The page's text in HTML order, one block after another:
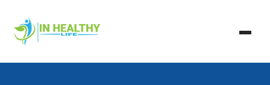
content
In Healthy Life
In Healthy Life, Healthy Life, Health Life, Doctor List,
Doctor Listing